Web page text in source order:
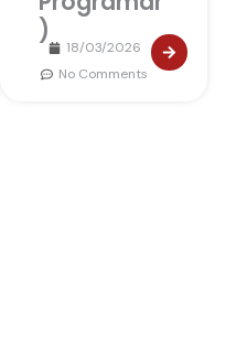
)
18/03/2026
No Comments